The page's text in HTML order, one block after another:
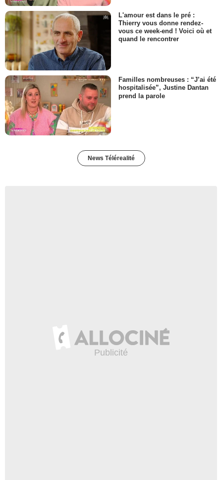
L'amour est dans le pré :
Thierry vous donne rendez-
vous ce week-end ! Voici où et
quand le rencontrer
Familles nombreuses : “J’ai été
hospitalisée”, Justine Dantan
prend la parole
News Télérealité